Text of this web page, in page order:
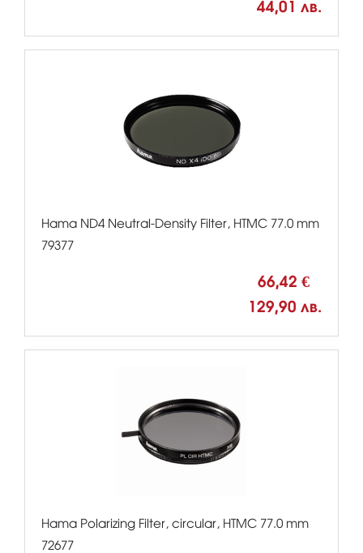
44,01 лв.
Hama ND4 Neutral-Density Filter, HTMC 77.0 mm
79377
66,42 €
129,90 лв.
Hama Polarizing Filter, circular, HTMC 77.0 mm
72677